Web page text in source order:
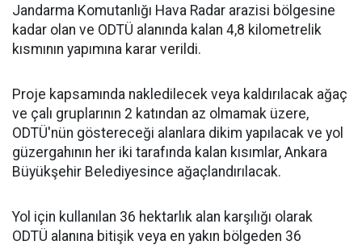
Jandarma Komutanlığı Hava Radar arazisi bölgesine
kadar olan ve ODTÜ alanında kalan 4,8 kilometrelik
kısmının yapımına karar verildi.
Proje kapsamında nakledilecek veya kaldırılacak ağaç
ve çalı gruplarının 2 katından az olmamak üzere,
ODTÜ'nün göstereceği alanlara dikim yapılacak ve yol
güzergahının her iki tarafında kalan kısımlar, Ankara
Büyükşehir Belediyesince ağaçlandırılacak.
Yol için kullanılan 36 hektarlık alan karşılığı olarak
ODTÜ alanına bitişik veya en yakın bölgeden 36